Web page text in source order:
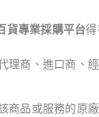
貨專業採購平台得
商、進口商
品或服務的原